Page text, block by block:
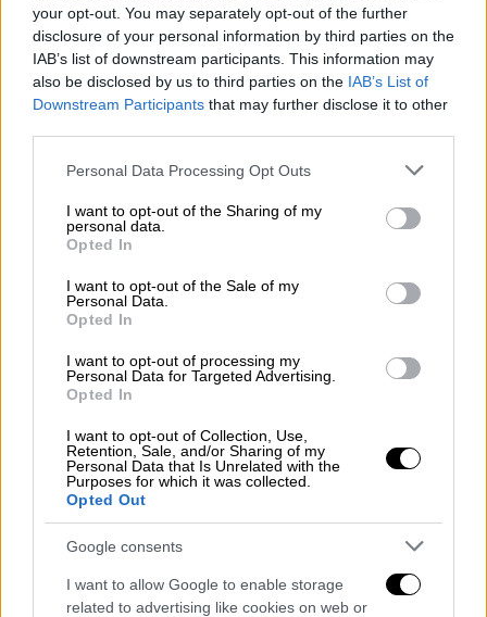
your opt-out. You may separately opt-out of the further
disclosure of your personal information by third parties on the
IAB’s list of downstream participants. This information may
also be disclosed by us to third parties on the IAB’s List of
Downstream Participants that may further disclose it to other
Please note that this website/app uses one or more Google
not limited to your visit or usage behaviour. You may click to
grant or deny consent to Google and its third-party tags to
use your data for below specified purposes in below Google
consent section.
Personal Data Processing Opt Outs
I want to opt-out of the Sharing of my
personal data.
Opted In
I want to opt-out of the Sale of my
Personal Data.
Opted In
I want to opt-out of processing my
Personal Data for Targeted Advertising.
Opted In
I want to opt-out of Collection, Use,
Retention, Sale, and/or Sharing of my
Personal Data that Is Unrelated with the
Purposes for which it was collected.
Opted Out
Google consents
I want to allow Google to enable storage
related to advertising like cookies on web or
ΔΙΑΒΑΣΤΕ ΕΠΙΣΗΣ
Παιδεία|08.06.2026 12:56
Πανελλήνιες εξετάσεις 2026:
Δυσκολότερα από πέρσι, αλλά βατά
τα φετινά θέματα στην Οικονομία - Οι
απαντήσεις
Πανελλήνιες 2026: Βατά αλλά για
καλά διαβασμένους τα θέματα σε
Φυσική, Οικονομία και Ιστορία - Όλες
οι απαντήσεις
ΔείτεΕΔΩτα θέματα στηνΥγιεινή
ΔείτεΕΔΩτα θέματα στοΝαυτικό Δίκαιο -
Διεθνείς Κανονισμοί στη Ναυτιλία -
Εφαρμογές